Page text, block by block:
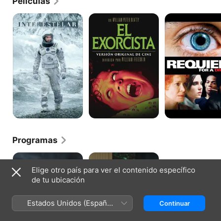
Interestelar
El
exorcista
Requiem
por
un
sueño
Programas
Big
La
Dama
Elige otro país para ver el contenido específico
de tu ubicación
Estados Unidos (Español
México)
Continuar